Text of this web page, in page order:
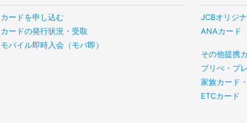
カードを申し込む
カードの発行状況・受取
モバイル即時入会（モバ即）
JCBオリジ
ANAカード
その他提携
プリぺ・プ
家族カード
ETCカード